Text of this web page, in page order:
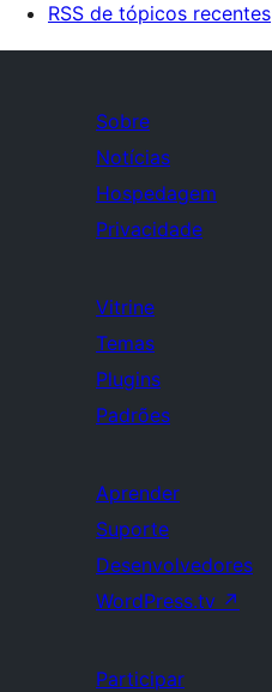
RSS de tópicos recentes
Sobre
Notícias
Hospedagem
Privacidade
Vitrine
Temas
Plugins
Padrões
Aprender
Suporte
Desenvolvedores
WordPress.tv ↗
Participar